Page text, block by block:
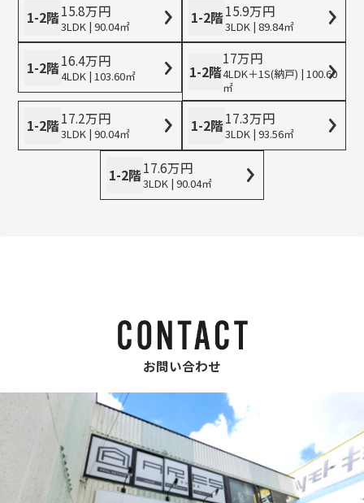
1-2階15.8万円
3LDK | 90.04㎡ 1-2階15.9万円
3LDK | 89.84㎡
1-2階16.4万円
4LDK | 103.60㎡ 1-2階
17万円
4LDK＋1S(納戸) | 100.60
㎡
1-2階17.2万円
3LDK | 90.04㎡ 1-2階17.3万円
3LDK | 93.56㎡
1-2階17.6万円
3LDK | 90.04㎡
お問い合わせ